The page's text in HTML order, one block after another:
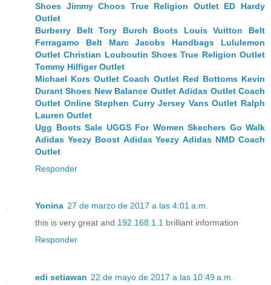
Shoes Jimmy Choos True Religion Outlet ED Hardy
Outlet
Burberry Belt Tory Burch Boots
Louis Vuitton Belt
Ferragamo Belt
Marc Jacobs Handbags
Lululemon
Outlet Christian Louboutin Shoes True Religion Outlet
Tommy Hilfiger Outlet
Michael Kors Outlet Coach Outlet Red Bottoms Kevin
Durant Shoes New Balance Outlet Adidas Outlet Coach
Outlet Online Stephen Curry Jersey Vans Outlet Ralph
Lauren Outlet
Ugg Boots Sale UGGS For Women Skechers Go Walk
Adidas Yeezy Boost Adidas Yeezy Adidas NMD Coach
Outlet
Responder
Yonina 27 de marzo de 2017 a las 4:01 a.m.
this is very great and 192.168.1.1 brilliant information
Responder
edi setiawan 22 de mayo de 2017 a las 10:49 a.m.